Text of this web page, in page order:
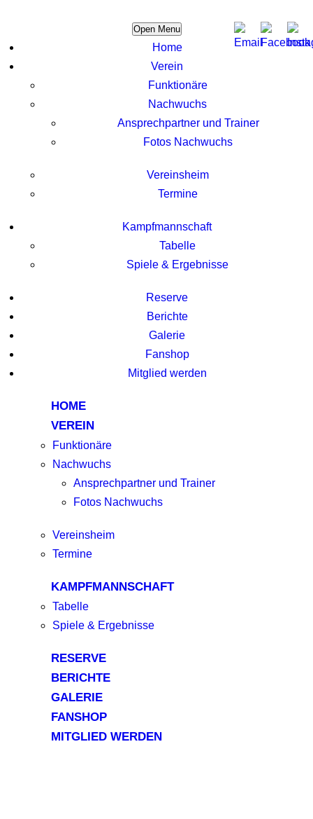
Open Menu
Home
Verein
Funktionäre
Nachwuchs
Ansprechpartner und Trainer
Fotos Nachwuchs
Vereinsheim
Termine
Kampfmannschaft
Tabelle
Spiele & Ergebnisse
Reserve
Berichte
Galerie
Fanshop
Mitglied werden
HOME
VEREIN
Funktionäre
Nachwuchs
Ansprechpartner und Trainer
Fotos Nachwuchs
Vereinsheim
Termine
KAMPFMANNSCHAFT
Tabelle
Spiele & Ergebnisse
RESERVE
BERICHTE
GALERIE
FANSHOP
MITGLIED WERDEN